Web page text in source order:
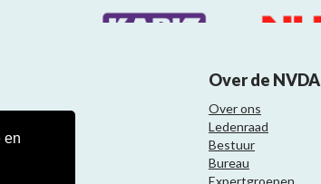
en
Over de NVDA
Over ons
Ledenraad
Bestuur
Bureau
Expertgroepen